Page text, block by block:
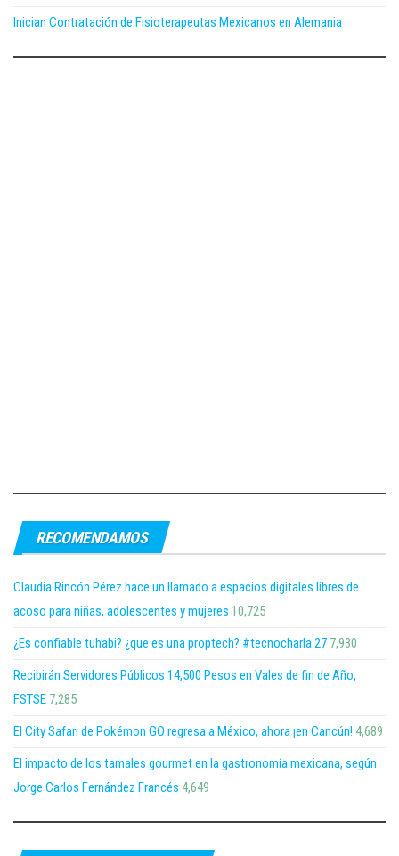
Inician Contratación de Fisioterapeutas Mexicanos en Alemania
RECOMENDAMOS
Claudia Rincón Pérez hace un llamado a espacios digitales libres de
acoso para niñas, adolescentes y mujeres 10,725
¿Es confiable tuhabi? ¿que es una proptech? #tecnocharla 27 7,930
Recibirán Servidores Públicos 14,500 Pesos en Vales de fin de Año,
FSTSE 7,285
El City Safari de Pokémon GO regresa a México, ahora ¡en Cancún! 4,689
El impacto de los tamales gourmet en la gastronomía mexicana, según
Jorge Carlos Fernández Francés 4,649